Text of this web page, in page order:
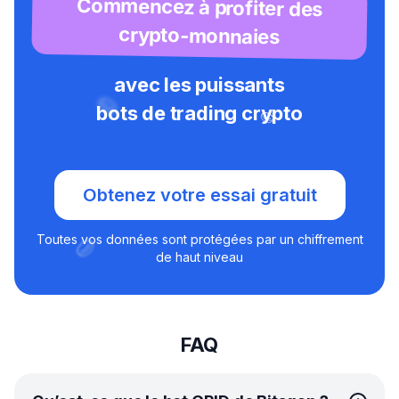
Commencez à profiter des
crypto-monnaies
avec les puissants
bots de trading crypto
Obtenez votre essai gratuit
Toutes vos données sont protégées par un chiffrement
de haut niveau
FAQ